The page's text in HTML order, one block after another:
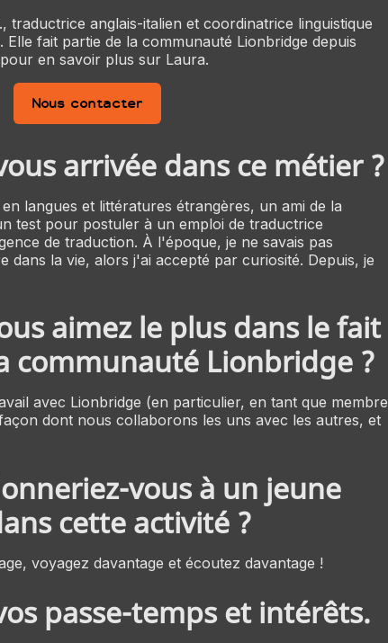
traductrice anglais-italien et coordinatrice linguistique
Elle fait partie de la communauté Lionbridge depuis
en savoir plus sur Laura.
Nous contacter
arrivée dans ce métier ?
langues et littératures étrangères, un ami de la
test pour postuler à un emploi de traductrice
de traduction. À l'époque, je ne savais pas
dans la vie, alors j'ai accepté par curiosité. Depuis, je
aimez le plus dans le fait
communauté Lionbridge ?
avec Lionbridge (en particulier, en tant que membre
dont nous collaborons les uns avec les autres, et
vous à un jeune
cette activité ?
voyagez davantage et écoutez davantage !
passe-temps et intérêts.